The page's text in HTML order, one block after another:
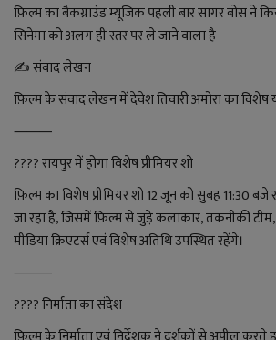
फ़िल्म का बैकग्राउंड म्यूजिक पहली बार सागर बोस ने
सिनेमा को अलग ही स्तर पर ले जाने वाला है
✍️ संवाद लेखन
फ़िल्म के संवाद लेखन में देवेश तिवारी अमोरा का विशेष
⸻
???? रायपुर में होगा विशेष प्रीमियर शो
फ़िल्म का विशेष प्रीमियर शो 12 जून को सुबह 11:30
जा रहा है, जिसमें फ़िल्म से जुड़े कलाकार, तकनीकी टीम,
मीडिया क्रिएटर्स एवं विशेष अतिथि उपस्थित रहेंगे।
⸻
???? निर्माता का संदेश